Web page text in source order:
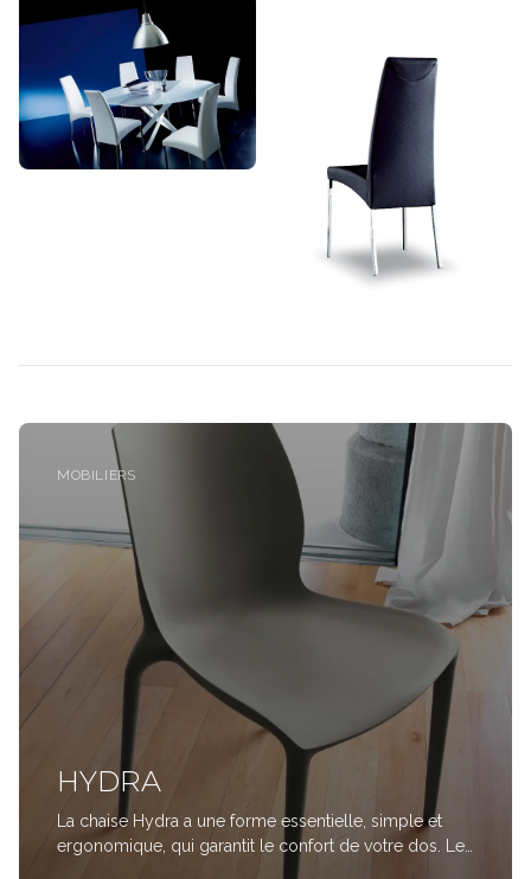
MOBILIERS
HYDRA
La chaise Hydra a une forme essentielle, simple et
ergonomique, qui garantit le confort de votre dos. Le